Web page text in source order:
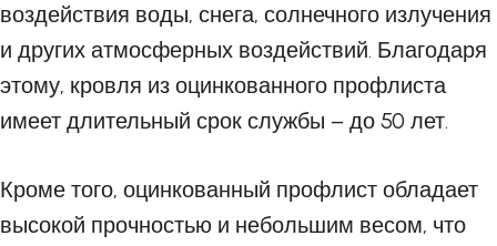
воздействия воды, снега, солнечного излучения
и других атмосферных воздействий. Благодаря
этому, кровля из оцинкованного профлиста
имеет длительный срок службы – до 50 лет.
Кроме того, оцинкованный профлист обладает
высокой прочностью и небольшим весом, что